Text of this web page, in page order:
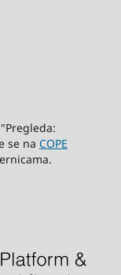
se na COPE